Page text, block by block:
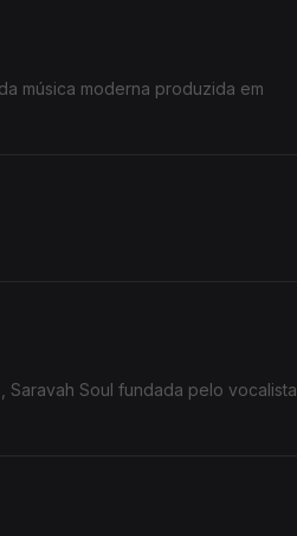
música moderna produzida em
Soul fundada pelo vocalista